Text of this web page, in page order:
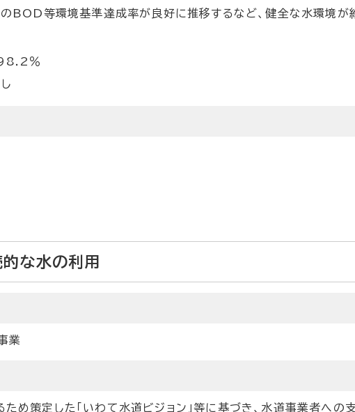
BOD等環境基準達成率が良好に推移するなど、健全な水環境が
98.2％
的な水の利用
業
め策定した「いわて水道ビジョン」等に基づき、水道事業者への